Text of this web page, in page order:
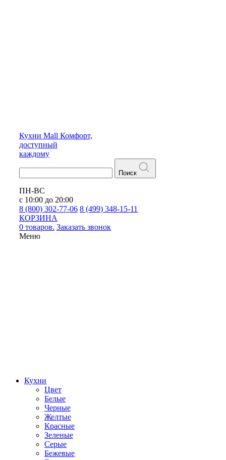
Кухни Mall Комфорт,
доступный
каждому
Поиск
ПН-ВС
с 10:00 до 20:00
8 (800) 302-77-06 8 (499) 348-15-11
КОРЗИНА
0 товаров. Заказать звонок
Меню
Кухни
Цвет
Белые
Черные
Желтые
Красные
Зеленые
Серые
Бежевые